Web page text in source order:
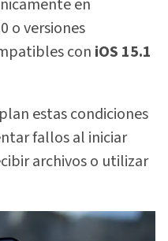
en
o versiones
con iOS 15.1
estas condiciones
fallos al iniciar
archivos o utilizar